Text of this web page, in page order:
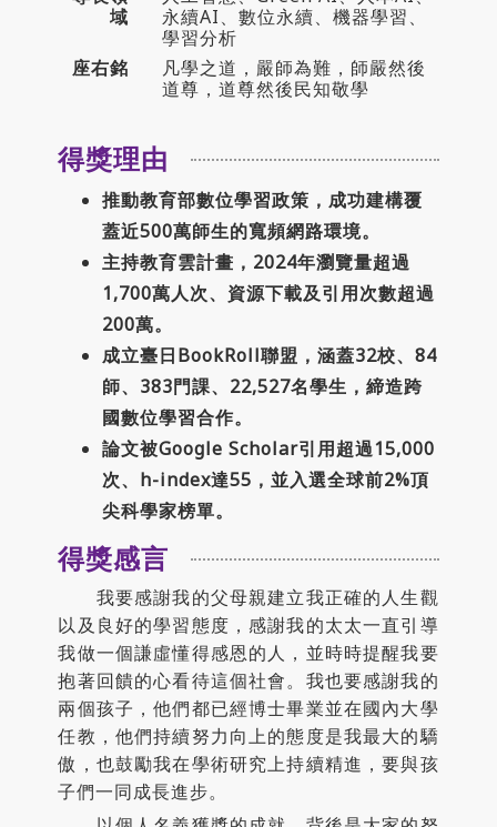
域
永續AI、數位永續、機器學習、
學習分析
座右銘
凡學之道，嚴師為難，師嚴然後
道尊，道尊然後民知敬學
得獎理由
推動教育部數位學習政策，成功建構覆
蓋近500萬師生的寬頻網路環境。
主持教育雲計畫，2024年瀏覽量超過
1,700萬人次、資源下載及引用次數超過
200萬。
成立臺日BookRoll聯盟，涵蓋32校、84
師、383門課、22,527名學生，締造跨
國數位學習合作。
論文被Google Scholar引用超過15,000
次、h-index達55，並入選全球前2%頂
尖科學家榜單。
得獎感言
我要感謝我的父母親建立我正確的人生觀
以及良好的學習態度，感謝我的太太一直引導
我做一個謙虛懂得感恩的人，並時時提醒我要
抱著回饋的心看待這個社會。我也要感謝我的
兩個孩子，他們都已經博士畢業並在國內大學
任教，他們持續努力向上的態度是我最大的驕
傲，也鼓勵我在學術研究上持續精進，要與孩
子們一同成長進步。